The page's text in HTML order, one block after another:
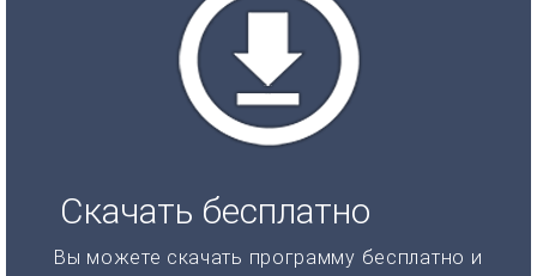
Скачать бесплатно
Вы можете скачать программу бесплатно и